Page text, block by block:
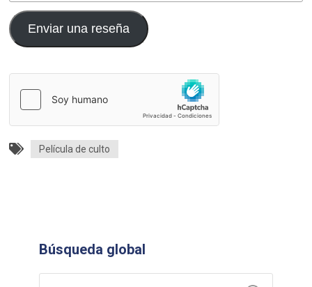
Enviar una reseña
Película de culto
Búsqueda global